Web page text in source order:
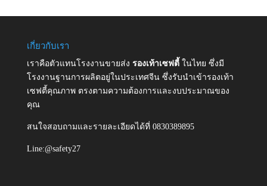
เกี่ยวกับเรา
เราคือตัวแทนโรงงานขายส่ง รองเท้าเซฟตี้ ในไทย ซึ่งมี
โรงงานฐานการผลิตอยู่ในประเทศจีน ซึ่งรับนำเข้ารองเท้า
เซฟตี้คุณภาพ ตรงตามความต้องการและงบประมาณของ
คุณ
สนใจสอบถามและรายละเอียดได้ที่ 0830389895
Line:@safety27